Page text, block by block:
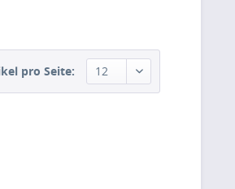
pro Seite: